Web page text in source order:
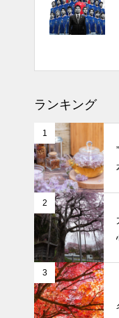
ランキング
1
2
3